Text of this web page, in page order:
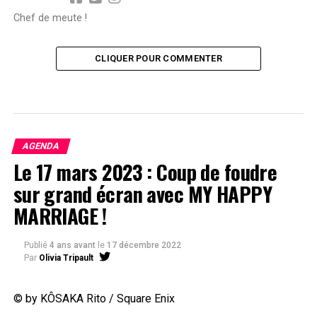
Chef de meute !
CLIQUER POUR COMMENTER
AGENDA
Le 17 mars 2023 : Coup de foudre
sur grand écran avec MY HAPPY
MARRIAGE !
Publié 4 ans avant le 17 décembre 2022
Par Olivia Tripault
© by KÔSAKA Rito / Square Enix